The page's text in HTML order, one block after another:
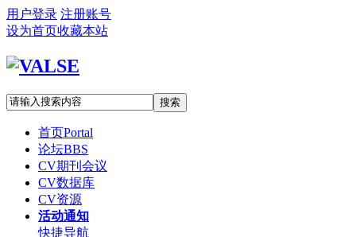
用户登录 注册账号
设为首页收藏本站
搜索
首页Portal
论坛BBS
CV期刊会议
CV数据库
CV资源
活动通知
快捷导航